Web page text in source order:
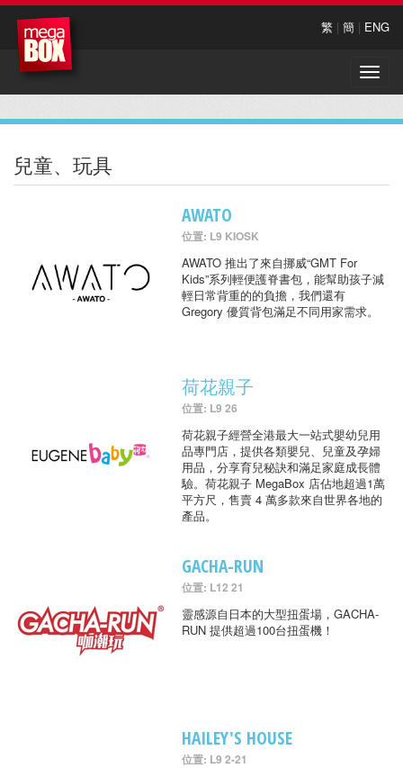
繁 | 簡 | ENG
Toggle
兒童、玩具
AWATO
位置: L9 KIOSK
AWATO 推出了來自挪威“GMT For
Kids”系列輕便護脊書包，能幫助孩子減
輕日常背重的的負擔，我們還有
Gregory 優質背包滿足不同用家需求。
荷花親子
位置: L9 26
荷花親子經營全港最大一站式嬰幼兒用
品專門店，提供各類嬰兒、兒童及孕婦
用品，分享育兒秘訣和滿足家庭成長體
驗。荷花親子 MegaBox 店佔地超過1萬
平方尺，售賣 4 萬多款來自世界各地的
產品。
GACHA-RUN
位置: L12 21
靈感源自日本的大型扭蛋場，GACHA-
RUN 提供超過100台扭蛋機！
HAILEY'S HOUSE
位置: L9 2-21